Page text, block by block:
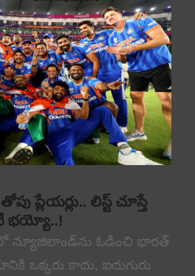
ప్లేయర్లు.. లిస్ట్ చూస్తే
భయ్యో..!
న్యూజిలాండ్‌ను ఓడించి భారత్
ఒక్కరు కాదు, ఐదుగురు